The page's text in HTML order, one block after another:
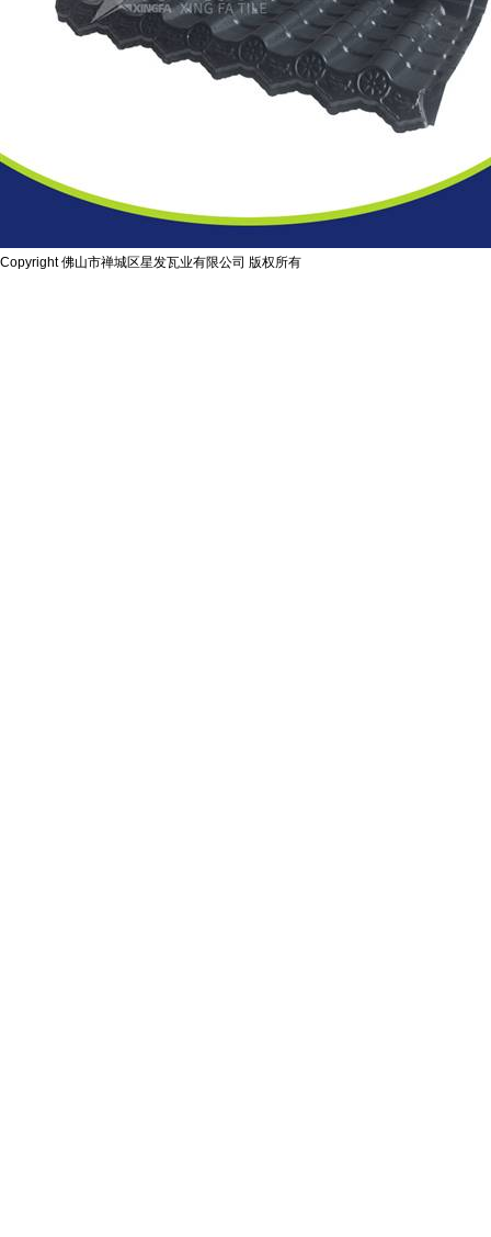
Copyright 佛山市禅城区星发瓦业有限公司 版权所有